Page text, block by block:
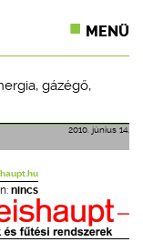
MENÜ
, gázégő,
2010. június 14.
nincs